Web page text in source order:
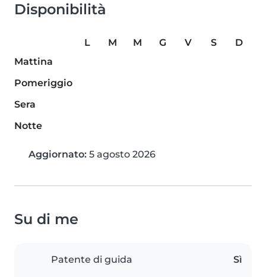
Disponibilità
L M M G V S
D
Mattina
Pomeriggio
Sera
Notte
Aggiornato: 5 agosto 2026
Su di me
Patente di guida Sì